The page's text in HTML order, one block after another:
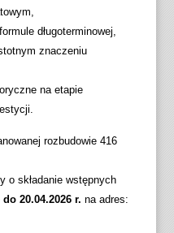
długoterminowej,
znaczeniu
na etapie
rozbudowie 416
o składanie wstępnych
do 20.04.2026 r. na adres: